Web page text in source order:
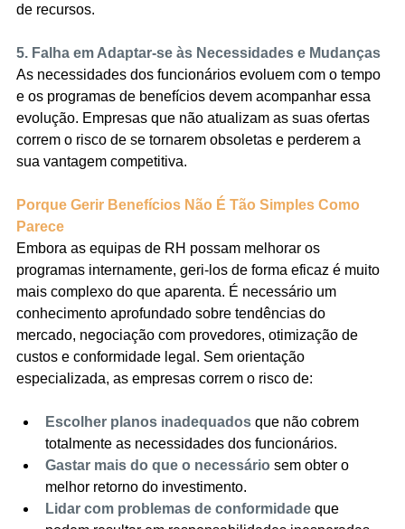
de recursos.
5. Falha em Adaptar-se às Necessidades e Mudanças
As necessidades dos funcionários evoluem com o tempo
e os programas de benefícios devem acompanhar essa
evolução. Empresas que não atualizam as suas ofertas
correm o risco de se tornarem obsoletas e perderem a
sua vantagem competitiva.
Porque Gerir Benefícios Não É Tão Simples Como
Parece
Embora as equipas de RH possam melhorar os
programas internamente, geri-los de forma eficaz é muito
mais complexo do que aparenta. É necessário um
conhecimento aprofundado sobre tendências do
mercado, negociação com provedores, otimização de
custos e conformidade legal. Sem orientação
especializada, as empresas correm o risco de:
Escolher planos inadequados que não cobrem
totalmente as necessidades dos funcionários.
Gastar mais do que o necessário sem obter o
melhor retorno do investimento.
Lidar com problemas de conformidade que